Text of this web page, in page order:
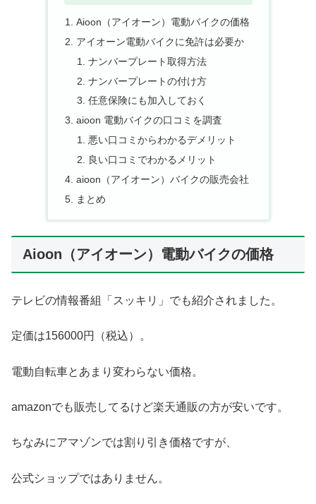
Aioon（アイオーン）電動バイクの価格
アイオーン電動バイクに免許は必要か
ナンバープレート取得方法
ナンバープレートの付け方
任意保険にも加入しておく
aioon 電動バイクの口コミを調査
悪い口コミからわかるデメリット
良い口コミでわかるメリット
aioon（アイオーン）バイクの販売会社
まとめ
Aioon（アイオーン）電動バイクの価格
テレビの情報番組「スッキリ」でも紹介されました。
定価は156000円（税込）。
電動自転車とあまり変わらない価格。
amazonでも販売してるけど楽天通販の方が安いです。
ちなみにアマゾンでは割り引き価格ですが、
公式ショップではありません。